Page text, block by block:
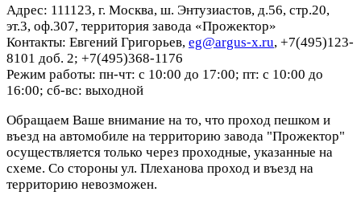
Адрес: 111123, г. Москва, ш. Энтузиастов, д.56, стр.20,
эт.3, оф.307, территория завода «Прожектор»
Контакты: Евгений Григорьев, eg@argus-x.ru, +7(495)123-
8101 доб. 2; +7(495)368-1176
Режим работы: пн-чт: с 10:00 до 17:00; пт: с 10:00 до
16:00; сб-вс: выходной
Обращаем Ваше внимание на то, что проход пешком и
въезд на автомобиле на территорию завода "Прожектор"
осуществляется только через проходные, указанные на
схеме. Со стороны ул. Плеханова проход и въезд на
территорию невозможен.